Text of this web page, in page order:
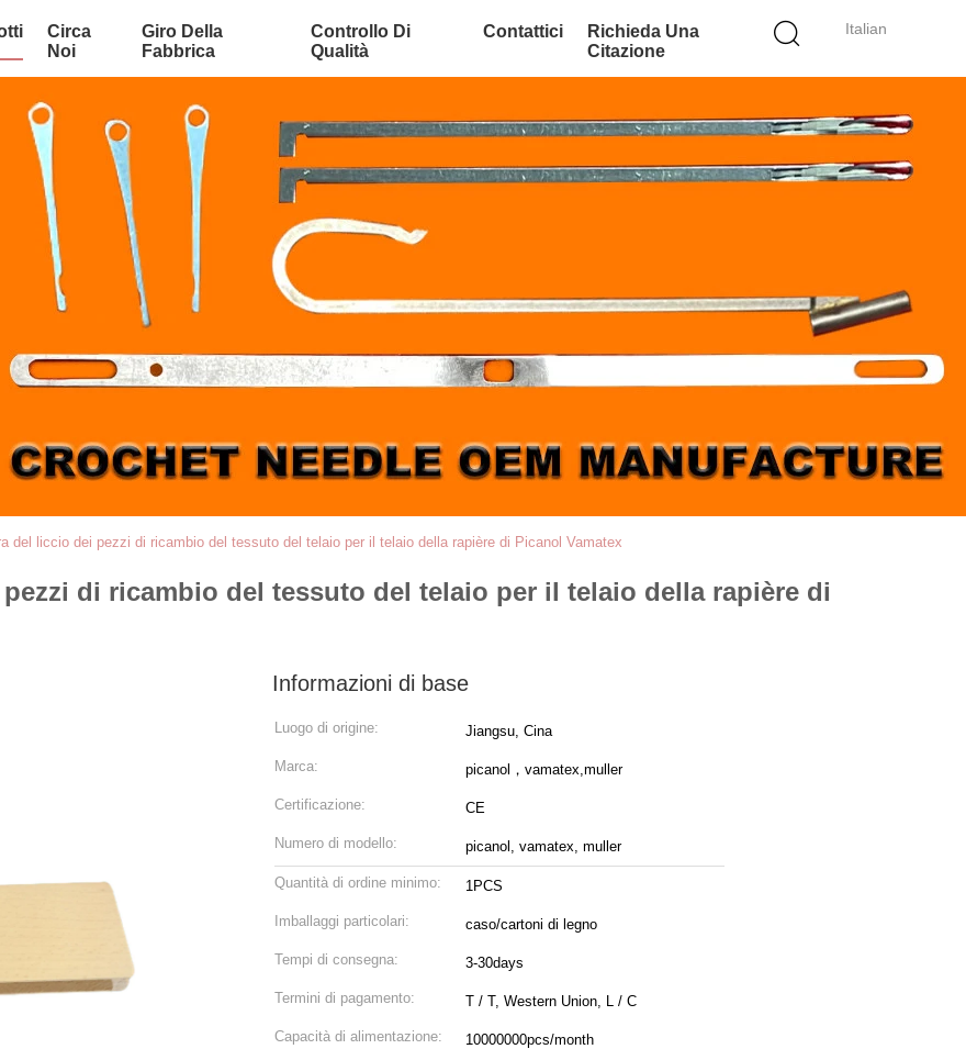
Italian
Circa
Noi
Giro Della
Fabbrica
Controllo Di
Qualità
Contattici
Richieda Una
Citazione
del liccio dei pezzi di ricambio del tessuto del telaio per il telaio della rapière di Picanol Vamatex
di ricambio del tessuto del telaio per il telaio della rapière di
Informazioni di base
Luogo di origine: Jiangsu, Cina
Marca: picanol，vamatex,muller
Certificazione: CE
Numero di modello: picanol, vamatex, muller
Quantità di ordine minimo: 1PCS
Imballaggi particolari: caso/cartoni di legno
Tempi di consegna: 3-30days
Termini di pagamento: T / T, Western Union, L / C
Capacità di alimentazione: 10000000pcs/month